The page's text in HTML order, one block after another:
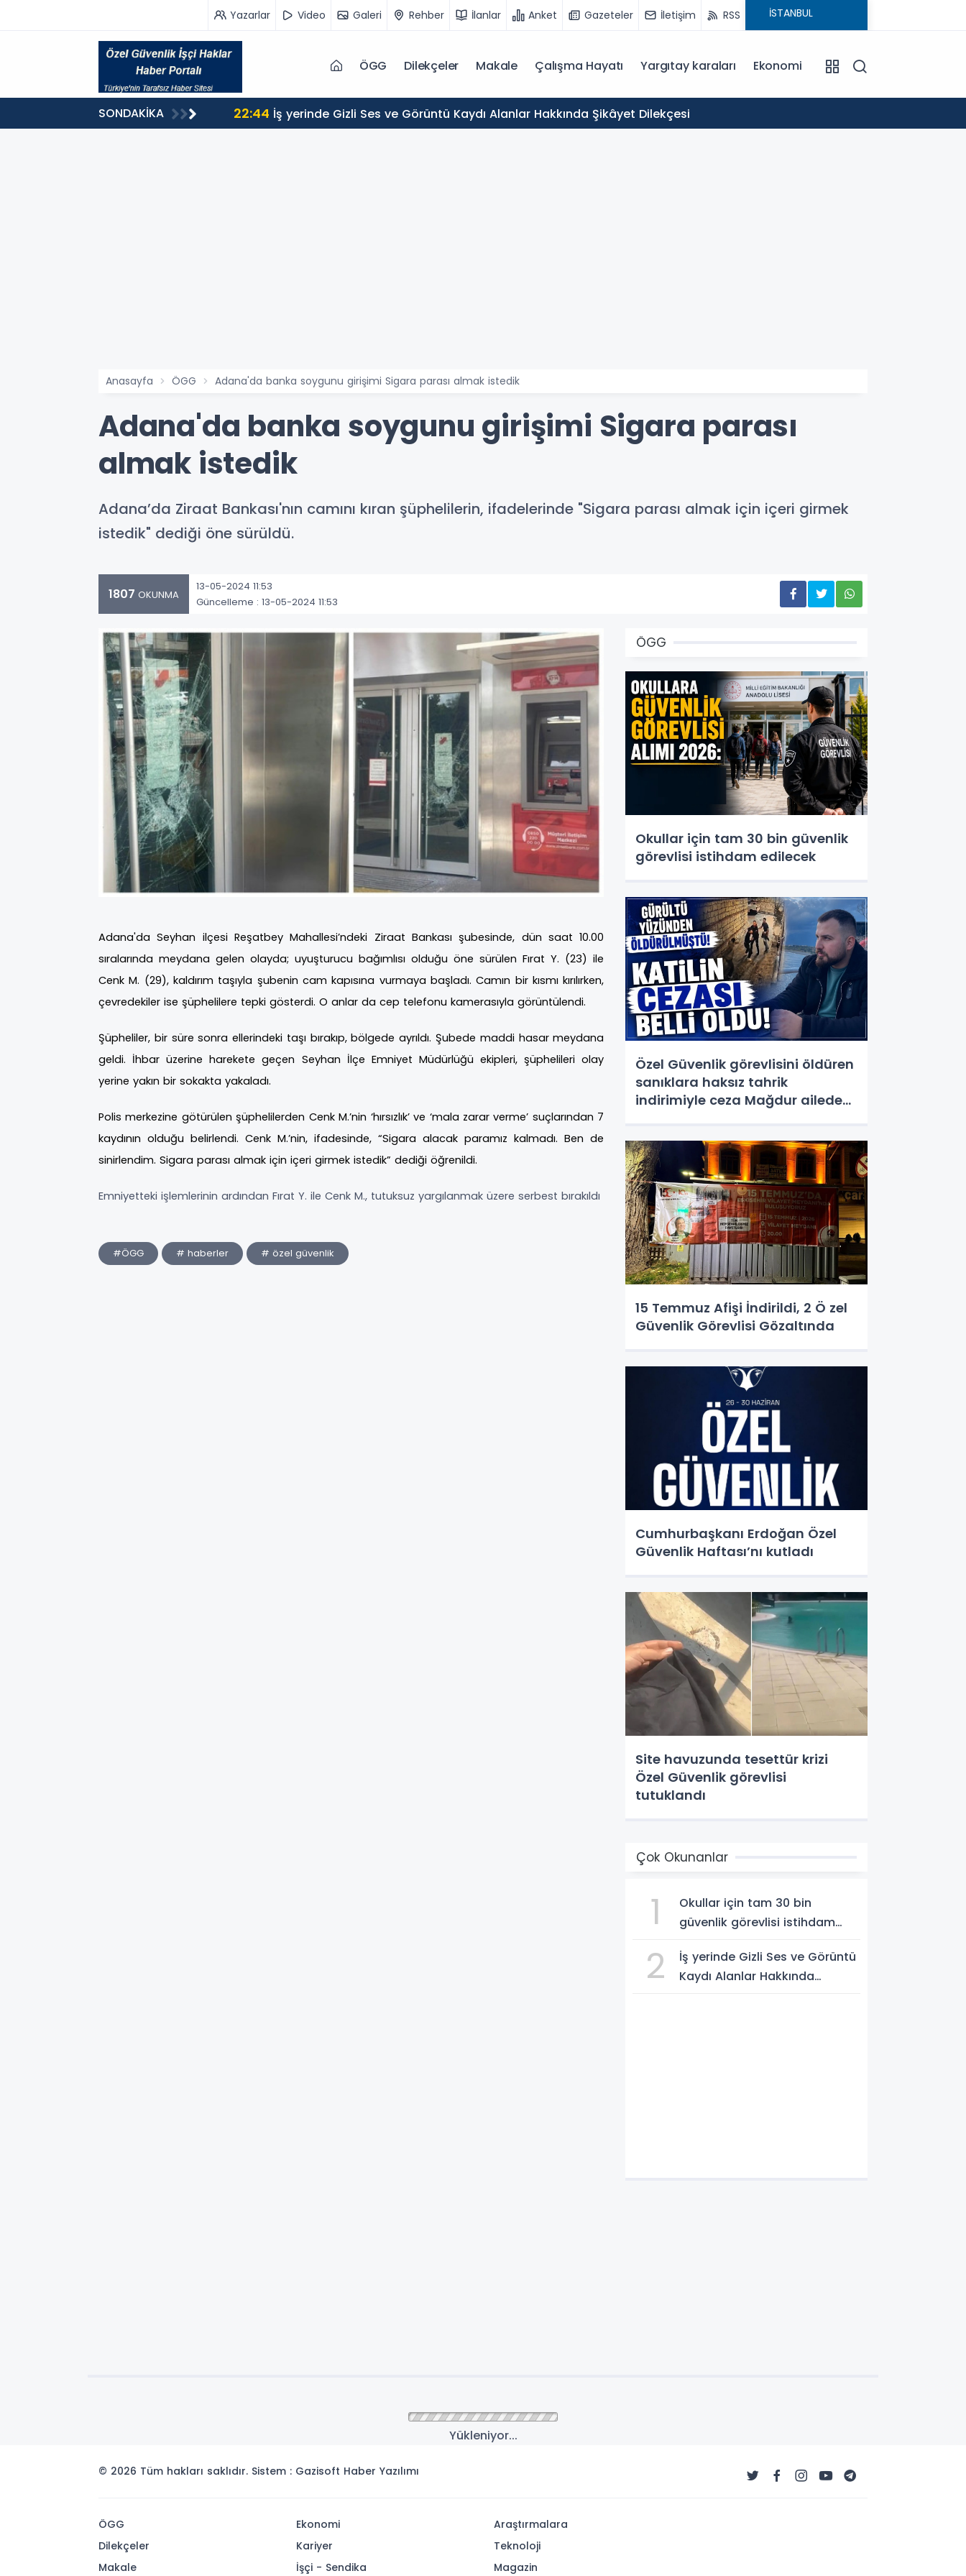
Yazarlar Video Galeri Rehber İlanlar Anket Gazeteler İletişim RSS
ÖGG Dilekçeler Makale Çalışma Hayatı Yargıtay karaları Ekonomi
SONDAKİKA 22:44 İş yerinde Gizli Ses ve Görüntü Kaydı Alanlar Hakkında Şikâyet Dilekçesi
Anasayfa ÖGG Adana'da banka soygunu girişimi Sigara parası almak istedik
Adana'da banka soygunu girişimi Sigara parası
almak istedik
Adana’da Ziraat Bankası'nın camını kıran şüphelilerin, ifadelerinde "Sigara parası almak için içeri girmek
istedik" dediği öne sürüldü.
1807 OKUNMA
13-05-2024 11:53
Güncelleme : 13-05-2024 11:53
Adana'da Seyhan ilçesi Reşatbey Mahallesi’ndeki Ziraat Bankası şubesinde, dün saat 10.00
sıralarında meydana gelen olayda; uyuşturucu bağımlısı olduğu öne sürülen Fırat Y. (23) ile
Cenk M. (29), kaldırım taşıyla şubenin cam kapısına vurmaya başladı. Camın bir kısmı kırılırken,
çevredekiler ise şüphelilere tepki gösterdi. O anlar da cep telefonu kamerasıyla görüntülendi.
Şüpheliler, bir süre sonra ellerindeki taşı bırakıp, bölgede ayrıldı. Şubede maddi hasar meydana
geldi. İhbar üzerine harekete geçen Seyhan İlçe Emniyet Müdürlüğü ekipleri, şüphelileri olay
yerine yakın bir sokakta yakaladı.
Polis merkezine götürülen şüphelilerden Cenk M.’nin ‘hırsızlık’ ve ‘mala zarar verme’ suçlarından 7
kaydının olduğu belirlendi. Cenk M.’nin, ifadesinde, “Sigara alacak paramız kalmadı. Ben de
sinirlendim. Sigara parası almak için içeri girmek istedik” dediği öğrenildi.
Emniyetteki işlemlerinin ardından Fırat Y. ile Cenk M., tutuksuz yargılanmak üzere serbest bırakıldı
#ÖGG # haberler # özel güvenlik
ÖGG
Okullar için tam 30 bin güvenlik
görevlisi istihdam edilecek
Özel Güvenlik görevlisini öldüren
sanıklara haksız tahrik
indirimiyle ceza Mağdur aileden
15 Temmuz Afişi İndirildi, 2 Ö zel
Güvenlik Görevlisi Gözaltında
Cumhurbaşkanı Erdoğan Özel
Güvenlik Haftası’nı kutladı
Site havuzunda tesettür krizi
Özel Güvenlik görevlisi
tutuklandı
Çok Okunanlar
1
Okullar için tam 30 bin
güvenlik görevlisi istihdam
2
İş yerinde Gizli Ses ve Görüntü
Kaydı Alanlar Hakkında
Yükleniyor...
© 2026 Tüm hakları saklıdır. Sistem : Gazisoft Haber Yazılımı
ÖGG
Dilekçeler
Makale
Ekonomi
Kariyer
İşçi - Sendika
Araştırmalara
Teknoloji
Magazin